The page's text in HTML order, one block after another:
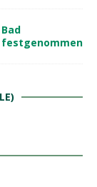
festgenommen